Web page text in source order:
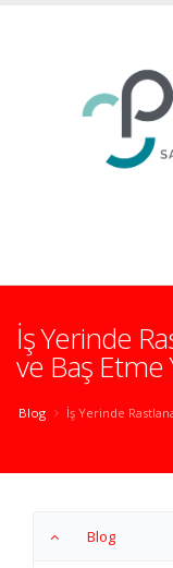
İş Yerinde
ve Baş Etme
Blog İş Yerinde
Blog